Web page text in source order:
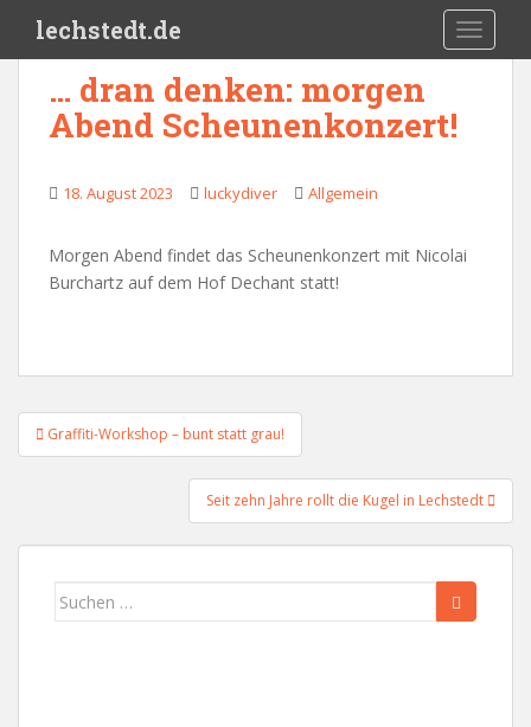
lechstedt.de
… dran denken: morgen
Abend Scheunenkonzert!
18. August 2023 luckydiver Allgemein
Morgen Abend findet das Scheunenkonzert mit Nicolai
Burchartz auf dem Hof Dechant statt!
Beitragsnavigation
Graffiti-Workshop – bunt statt grau!
Seit zehn Jahre rollt die Kugel in Lechstedt
Suchen